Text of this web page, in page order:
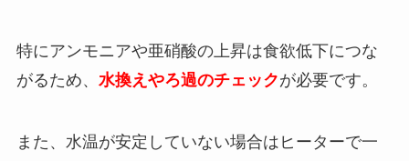
特にアンモニアや亜硝酸の上昇は食欲低下につな
がるため、 水換えやろ過のチェックが必要です。
また、水温が安定していない場合はヒーターで一